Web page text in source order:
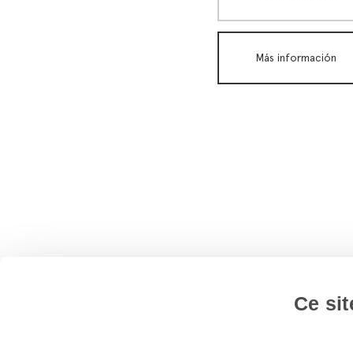
Ce
Más información
mezzanine y
híbridos
Más información